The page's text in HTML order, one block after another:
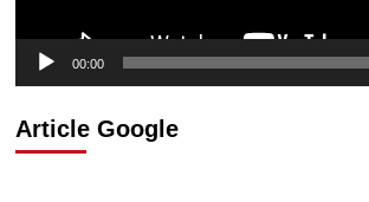
00:00
Article Google